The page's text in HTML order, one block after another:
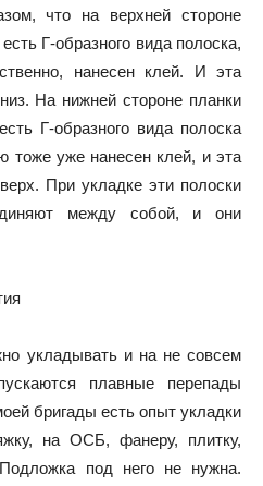
что на верхней стороне
Г-образного вида полоска,
нанесен клей. И эта
На нижней стороне планки
Г-образного вида полоска
тоже уже нанесен клей, и эта
При укладке эти полоски
между собой, и они
укладывать и на не совсем
плавные перепады
бригады есть опыт укладки
на ОСБ, фанеру, плитку,
под него не нужна.